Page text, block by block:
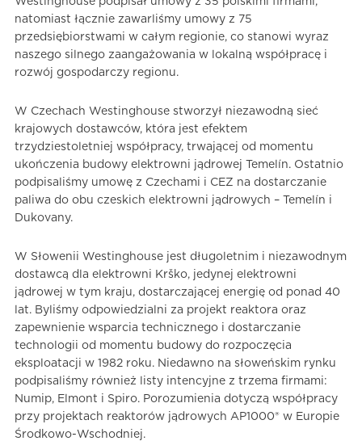
natomiast łącznie zawarliśmy umowy z 75
przedsiębiorstwami w całym regionie, co stanowi wyraz
naszego silnego zaangażowania w lokalną współpracę i
rozwój gospodarczy regionu.
W Czechach Westinghouse stworzył niezawodną sieć
krajowych dostawców, która jest efektem
trzydziestoletniej współpracy, trwającej od momentu
ukończenia budowy elektrowni jądrowej Temelín. Ostatnio
podpisaliśmy umowę z Czechami i CEZ na dostarczanie
paliwa do obu czeskich elektrowni jądrowych – Temelín i
Dukovany.
W Słowenii Westinghouse jest długoletnim i niezawodnym
dostawcą dla elektrowni Krško, jedynej elektrowni
jądrowej w tym kraju, dostarczającej energię od ponad 40
lat. Byliśmy odpowiedzialni za projekt reaktora oraz
zapewnienie wsparcia technicznego i dostarczanie
technologii od momentu budowy do rozpoczęcia
eksploatacji w 1982 roku. Niedawno na słoweńskim rynku
podpisaliśmy również listy intencyjne z trzema firmami:
Numip, Elmont i Spiro. Porozumienia dotyczą współpracy
przy projektach reaktorów jądrowych AP1000® w Europie
Środkowo-Wschodniej.